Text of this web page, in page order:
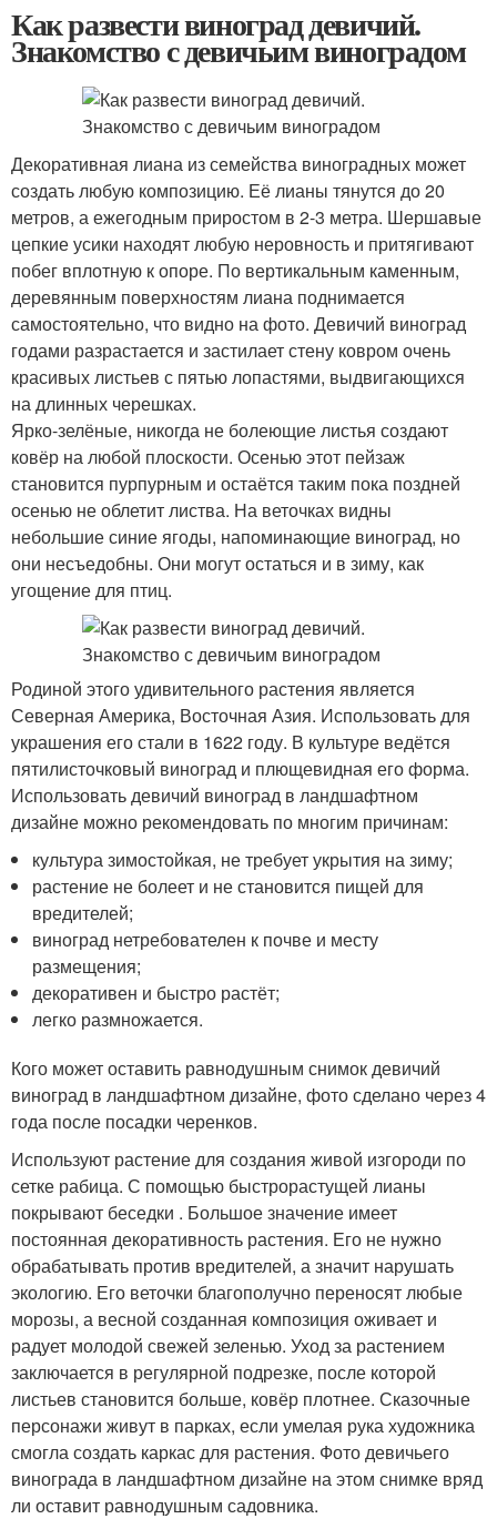
Как развести виноград девичий.
Знакомство с девичьим виноградом
Декоративная лиана из семейства виноградных может
создать любую композицию. Её лианы тянутся до 20
метров, а ежегодным приростом в 2-3 метра. Шершавые
цепкие усики находят любую неровность и притягивают
побег вплотную к опоре. По вертикальным каменным,
деревянным поверхностям лиана поднимается
самостоятельно, что видно на фото. Девичий виноград
годами разрастается и застилает стену ковром очень
красивых листьев с пятью лопастями, выдвигающихся
на длинных черешках.
Ярко-зелёные, никогда не болеющие листья создают
ковёр на любой плоскости. Осенью этот пейзаж
становится пурпурным и остаётся таким пока поздней
осенью не облетит листва. На веточках видны
небольшие синие ягоды, напоминающие виноград, но
они несъедобны. Они могут остаться и в зиму, как
угощение для птиц.
Родиной этого удивительного растения является
Северная Америка, Восточная Азия. Использовать для
украшения его стали в 1622 году. В культуре ведётся
пятилисточковый виноград и плющевидная его форма.
Использовать девичий виноград в ландшафтном
дизайне можно рекомендовать по многим причинам:
культура зимостойкая, не требует укрытия на зиму;
растение не болеет и не становится пищей для
вредителей;
виноград нетребователен к почве и месту
размещения;
декоративен и быстро растёт;
легко размножается.
Кого может оставить равнодушным снимок девичий
виноград в ландшафтном дизайне, фото сделано через 4
года после посадки черенков.
Используют растение для создания живой изгороди по
сетке рабица. С помощью быстрорастущей лианы
покрывают беседки . Большое значение имеет
постоянная декоративность растения. Его не нужно
обрабатывать против вредителей, а значит нарушать
экологию. Его веточки благополучно переносят любые
морозы, а весной созданная композиция оживает и
радует молодой свежей зеленью. Уход за растением
заключается в регулярной подрезке, после которой
листьев становится больше, ковёр плотнее. Сказочные
персонажи живут в парках, если умелая рука художника
смогла создать каркас для растения. Фото девичьего
винограда в ландшафтном дизайне на этом снимке вряд
ли оставит равнодушным садовника.